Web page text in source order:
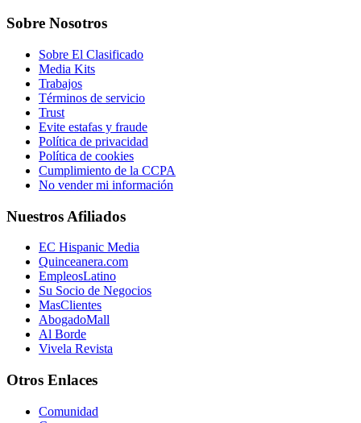
Sobre Nosotros
Sobre El Clasificado
Media Kits
Trabajos
Términos de servicio
Trust
Evite estafas y fraude
Política de privacidad
Política de cookies
Cumplimiento de la CCPA
No vender mi información
Nuestros Afiliados
EC Hispanic Media
Quinceanera.com
EmpleosLatino
Su Socio de Negocios
MasClientes
AbogadoMall
Al Borde
Vivela Revista
Otros Enlaces
Comunidad